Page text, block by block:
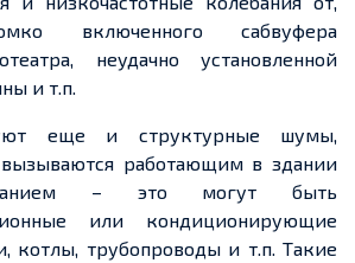
включенного сабвуфера
неудачно установленной
и т.п.
еще и структурные шумы,
работающим в здании
– это могут быть
или кондиционирующие
котлы, трубопроводы и т.п. Такие